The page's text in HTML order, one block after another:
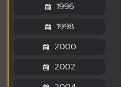
1996
1998
2000
2002